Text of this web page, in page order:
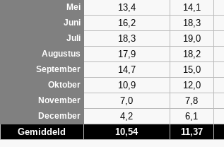
Mei 13,4 14,1
Juni
16,2 18,3
Juli
18,3 19,0
Augustus
17,9 18,2
September
14,7 15,0
Oktober
10,9 12,0
November
7,0 7,8
December
4,2 6,1
Gemiddeld 10,54 11,37